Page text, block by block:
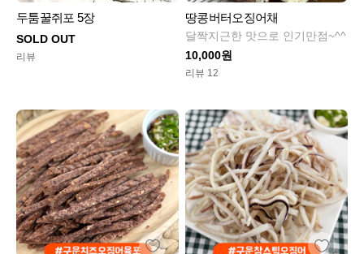
두툼꿀쥐포 5장
SOLD OUT
리뷰
땅콩버터오징어채
달짝지근한 맛으로 인기만점~^^
10,000원
리뷰 12